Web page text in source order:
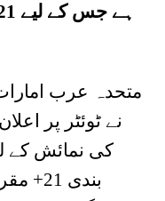
متحدہ عرب امارات
نے ٹوئٹر پر
کی نمائش کے
بندی